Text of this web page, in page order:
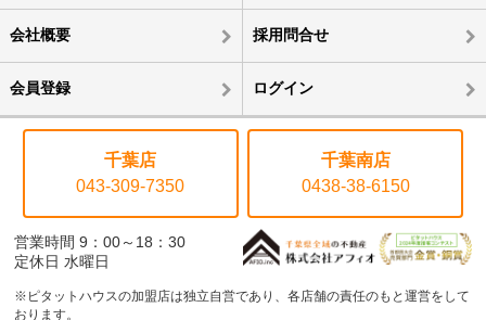
会社概要 採用問合せ
会員登録 ログイン
千葉店
043-309-7350
千葉南店
0438-38-6150
営業時間 9：00～18：30
定休日 水曜日
※ピタットハウスの加盟店は独立自営であり、各店舗の責任のもと運営をして
おります。